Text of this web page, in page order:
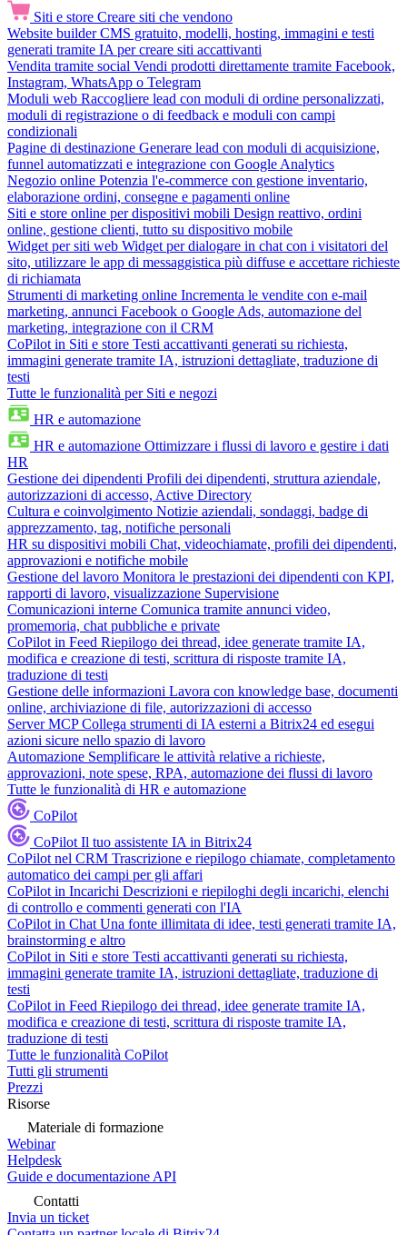
Siti e store Creare siti che vendono
Website builder CMS gratuito, modelli, hosting, immagini e testi
generati tramite IA per creare siti accattivanti
Vendita tramite social Vendi prodotti direttamente tramite Facebook,
Instagram, WhatsApp o Telegram
Moduli web Raccogliere lead con moduli di ordine personalizzati,
moduli di registrazione o di feedback e moduli con campi
condizionali
Pagine di destinazione Generare lead con moduli di acquisizione,
funnel automatizzati e integrazione con Google Analytics
Negozio online Potenzia l'e-commerce con gestione inventario,
elaborazione ordini, consegne e pagamenti online
Siti e store online per dispositivi mobili Design reattivo, ordini
online, gestione clienti, tutto su dispositivo mobile
Widget per siti web Widget per dialogare in chat con i visitatori del
sito, utilizzare le app di messaggistica più diffuse e accettare richieste
di richiamata
Strumenti di marketing online Incrementa le vendite con e-mail
marketing, annunci Facebook o Google Ads, automazione del
marketing, integrazione con il CRM
CoPilot in Siti e store Testi accattivanti generati su richiesta,
immagini generate tramite IA, istruzioni dettagliate, traduzione di
testi
Tutte le funzionalità per Siti e negozi
HR e automazione
HR e automazione Ottimizzare i flussi di lavoro e gestire i dati
HR
Gestione dei dipendenti Profili dei dipendenti, struttura aziendale,
autorizzazioni di accesso, Active Directory
Cultura e coinvolgimento Notizie aziendali, sondaggi, badge di
apprezzamento, tag, notifiche personali
HR su dispositivi mobili Chat, videochiamate, profili dei dipendenti,
approvazioni e notifiche mobile
Gestione del lavoro Monitora le prestazioni dei dipendenti con KPI,
rapporti di lavoro, visualizzazione Supervisione
Comunicazioni interne Comunica tramite annunci video,
promemoria, chat pubbliche e private
CoPilot in Feed Riepilogo dei thread, idee generate tramite IA,
modifica e creazione di testi, scrittura di risposte tramite IA,
traduzione di testi
Gestione delle informazioni Lavora con knowledge base, documenti
online, archiviazione di file, autorizzazioni di accesso
Server MCP Collega strumenti di IA esterni a Bitrix24 ed esegui
azioni sicure nello spazio di lavoro
Automazione Semplificare le attività relative a richieste,
approvazioni, note spese, RPA, automazione dei flussi di lavoro
Tutte le funzionalità di HR e automazione
CoPilot
CoPilot Il tuo assistente IA in Bitrix24
CoPilot nel CRM Trascrizione e riepilogo chiamate, completamento
automatico dei campi per gli affari
CoPilot in Incarichi Descrizioni e riepiloghi degli incarichi, elenchi
di controllo e commenti generati con l'IA
CoPilot in Chat Una fonte illimitata di idee, testi generati tramite IA,
brainstorming e altro
CoPilot in Siti e store Testi accattivanti generati su richiesta,
immagini generate tramite IA, istruzioni dettagliate, traduzione di
testi
CoPilot in Feed Riepilogo dei thread, idee generate tramite IA,
modifica e creazione di testi, scrittura di risposte tramite IA,
traduzione di testi
Tutte le funzionalità CoPilot
Tutti gli strumenti
Prezzi
Risorse
Materiale di formazione
Webinar
Helpdesk
Guide e documentazione API
Contatti
Invia un ticket